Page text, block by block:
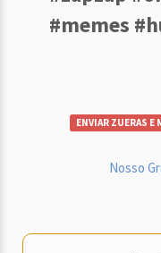
#memes
ENVIAR ZUERAS E
Nosso